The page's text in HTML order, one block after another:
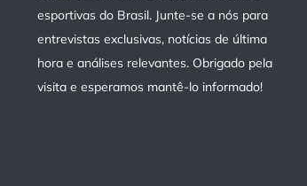
esportivas do Brasil. Junte-se a nós para
entrevistas exclusivas, notícias de última
hora e análises relevantes. Obrigado pela
visita e esperamos mantê-lo informado!